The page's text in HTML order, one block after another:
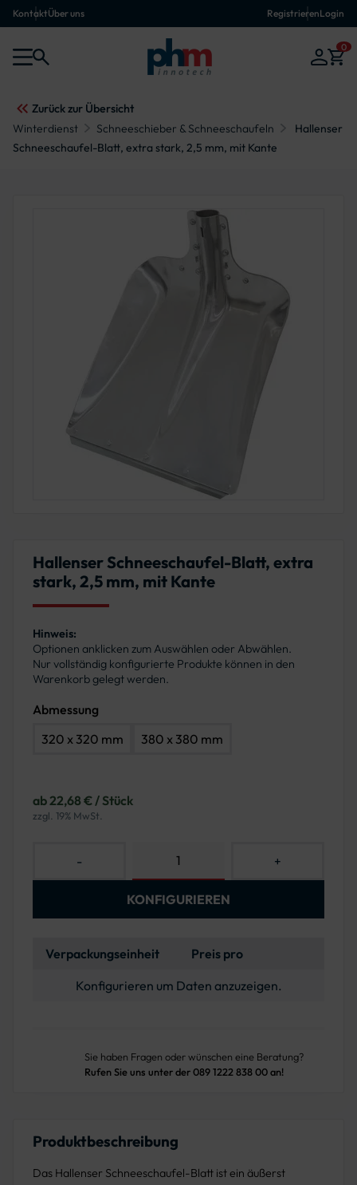
KontaktÜber uns RegistrierenLogin
0
Zurück zur Übersicht
Winterdienst
Schneeschieber & Schneeschaufeln
Hallenser
Schneeschaufel-Blatt, extra stark, 2,5 mm, mit Kante
Hallenser Schneeschaufel-Blatt, extra
stark, 2,5 mm, mit Kante
Hinweis:
Optionen anklicken zum Auswählen oder Abwählen.
Nur vollständig konfigurierte Produkte können in den
Warenkorb gelegt werden.
Abmessung
320 x 320 mm
380 x 380 mm
ab 22,68 € / Stück
zzgl. 19% MwSt.
- +
KONFIGURIEREN
Verpackungseinheit
Preis pro
Konfigurieren um Daten anzuzeigen.
Sie haben Fragen oder wünschen eine Beratung?
Rufen Sie uns unter der 089 1222 838 00 an!
Produktbeschreibung
Das Hallenser Schneeschaufel-Blatt ist ein äußerst